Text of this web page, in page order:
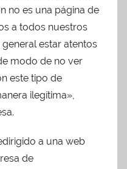
no es una página de
a todos nuestros
estar atentos
modo de no ver
este tipo de
ilegítima»,
a una web
de